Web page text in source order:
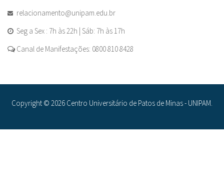
relacionamento@unipam.edu.br
Seg a Sex : 7h às 22h | Sáb: 7h às 17h
Canal de Manifestações: 0800 810 8428
Copyright © 2026 Centro Universitário de Patos de Minas - UNIPAM.